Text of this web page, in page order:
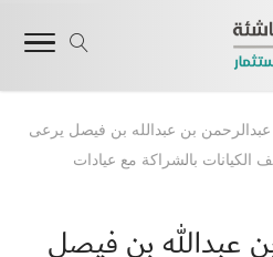
عبدالرحمن بن عبدالله بن فيصل يرعى
الكيانات بالشراكة مع عيادات
عبدالله بن فيصل